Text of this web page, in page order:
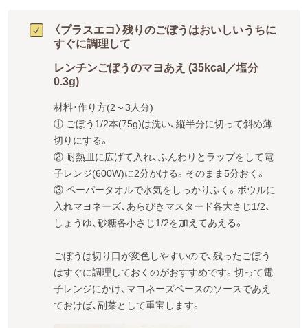
〈プラスエコ〉残りのごぼうはおいしいうちに
すぐに調理して
レンチンごぼうのマヨあえ (35kcal／塩分
0.3g)
材料・作り方(2～3人分)
① ごぼう1/2本(75g)は洗い、縦半分に切って斜め薄
切りにする。
② 耐熱皿に広げて入れ、ふんわりとラップをして電
子レンジ(600W)に2分かける。そのまま5分おく。
③ ペーパータオルで水気をしっかりふく。ボウルに
入れマヨネーズ、あらびきマスタード各大さじ1/2、
しょうゆ、砂糖各小さじ1/2を加えてあえる。
ごぼうは切り口が変色しやすいので、残ったごぼう
はすぐに調理しておくのがおすすめです。切って電
子レンジにかけ、マヨネーズベースのソースであえ
ておけば、副菜として重宝します。